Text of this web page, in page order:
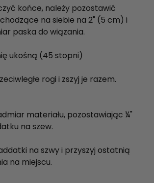
końce, należy pozostawić
na siebie na 2" (5 cm) i
paska do wiązania.
ukośną (45 stopni)
rogi i zszyj je razem.
materiału, pozostawiając ¼"
na szew.
na szwy i przyszyj ostatnią
na miejscu.